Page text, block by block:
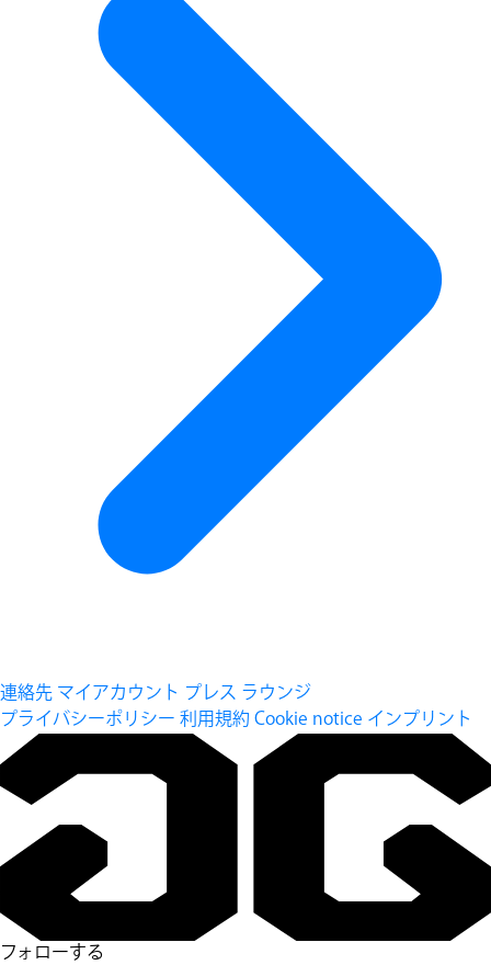
連絡先 マイアカウント プレス ラウンジ
プライバシーポリシー 利用規約 Cookie notice インプリント
フォローする